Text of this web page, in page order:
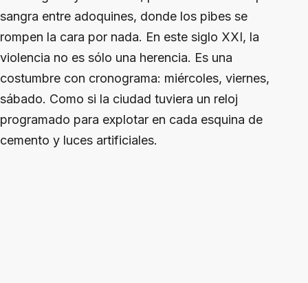
sangra entre adoquines, donde los pibes se
rompen la cara por nada. En este siglo XXI, la
violencia no es sólo una herencia. Es una
costumbre con cronograma: miércoles, viernes,
sábado. Como si la ciudad tuviera un reloj
programado para explotar en cada esquina de
cemento y luces artificiales.